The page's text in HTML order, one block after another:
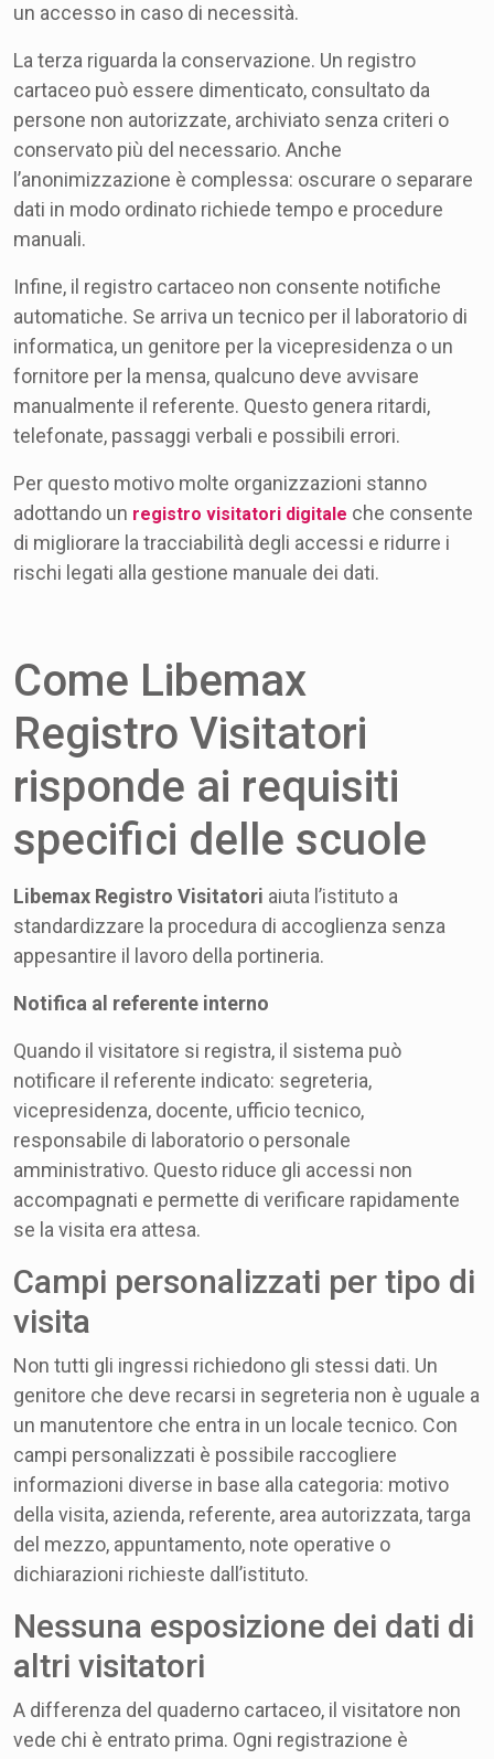
un accesso in caso di necessità.
La terza riguarda la conservazione. Un registro
cartaceo può essere dimenticato, consultato da
persone non autorizzate, archiviato senza criteri o
conservato più del necessario. Anche
l’anonimizzazione è complessa: oscurare o separare
dati in modo ordinato richiede tempo e procedure
manuali.
Infine, il registro cartaceo non consente notifiche
automatiche. Se arriva un tecnico per il laboratorio di
informatica, un genitore per la vicepresidenza o un
fornitore per la mensa, qualcuno deve avvisare
manualmente il referente. Questo genera ritardi,
telefonate, passaggi verbali e possibili errori.
Per questo motivo molte organizzazioni stanno
adottando un registro visitatori digitale che consente
di migliorare la tracciabilità degli accessi e ridurre i
rischi legati alla gestione manuale dei dati.
Come Libemax
Registro Visitatori
risponde ai requisiti
specifici delle scuole
Libemax Registro Visitatori aiuta l’istituto a
standardizzare la procedura di accoglienza senza
appesantire il lavoro della portineria.
Notifica al referente interno
Quando il visitatore si registra, il sistema può
notificare il referente indicato: segreteria,
vicepresidenza, docente, ufficio tecnico,
responsabile di laboratorio o personale
amministrativo. Questo riduce gli accessi non
accompagnati e permette di verificare rapidamente
se la visita era attesa.
Campi personalizzati per tipo di
visita
Non tutti gli ingressi richiedono gli stessi dati. Un
genitore che deve recarsi in segreteria non è uguale a
un manutentore che entra in un locale tecnico. Con
campi personalizzati è possibile raccogliere
informazioni diverse in base alla categoria: motivo
della visita, azienda, referente, area autorizzata, targa
del mezzo, appuntamento, note operative o
dichiarazioni richieste dall’istituto.
Nessuna esposizione dei dati di
altri visitatori
A differenza del quaderno cartaceo, il visitatore non
vede chi è entrato prima. Ogni registrazione è